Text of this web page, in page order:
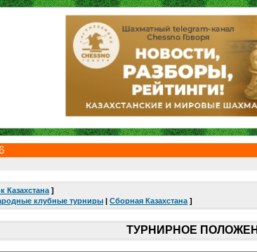
Казахстана ]
клубные турниры | Сборная Казахстана ]
ТУРНИРНОЕ